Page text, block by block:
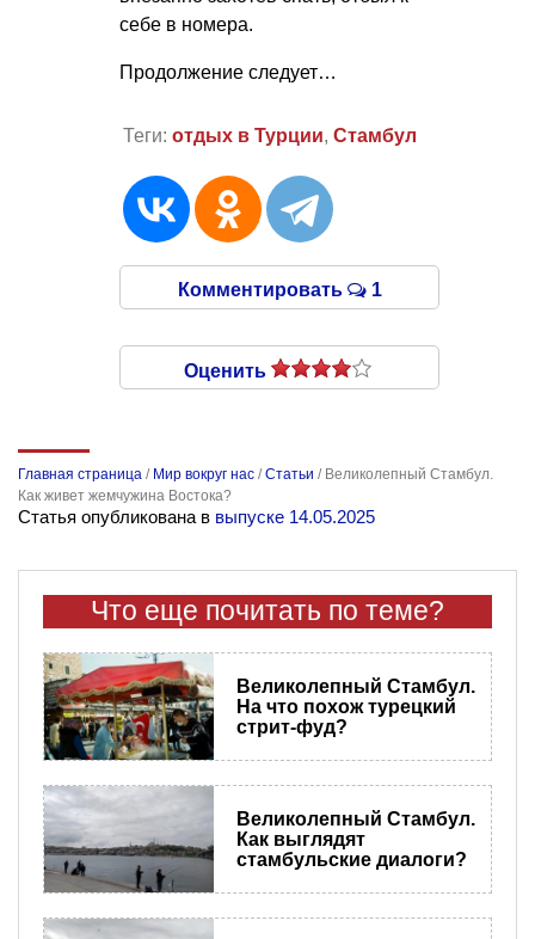
себе в номера.
Продолжение следует…
Теги: отдых в Турции, Стамбул
Комментировать 1
Оценить
Главная страница / Мир вокруг нас /Статьи / Великолепный Стамбул.
Как живет жемчужина Востока?
Статья опубликована в выпуске 14.05.2025
Что еще почитать по теме?
Великолепный Стамбул.
На что похож турецкий
стрит-фуд?
Великолепный Стамбул.
Как выглядят
стамбульские диалоги?